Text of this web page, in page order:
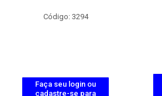
Código: 3294
Faça seu login ou
cadastre-se para